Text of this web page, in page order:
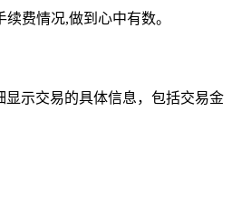
费情况,做到心中有数。
显示交易的具体信息，包括交易金